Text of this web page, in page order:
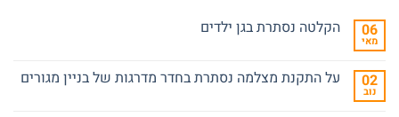
06
מאי
הקלטה נסתרת בגן ילדים
הקלטה 02
נוב
על התקנת מצלמה נסתרת בחדר מדרגות של בניין מגורים